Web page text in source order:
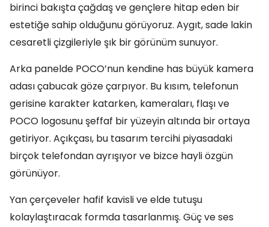
birinci bakışta çağdaş ve gençlere hitap eden bir
estetiğe sahip olduğunu görüyoruz. Aygıt, sade lakin
cesaretli çizgileriyle şık bir görünüm sunuyor.
Arka panelde POCO’nun kendine has büyük kamera
adası çabucak göze çarpıyor. Bu kısım, telefonun
gerisine karakter katarken, kameraları, flaşı ve
POCO logosunu şeffaf bir yüzeyin altında bir ortaya
getiriyor. Açıkçası, bu tasarım tercihi piyasadaki
birçok telefondan ayrışıyor ve bizce hayli özgün
görünüyor.
Yan çerçeveler hafif kavisli ve elde tutuşu
kolaylaştıracak formda tasarlanmış. Güç ve ses